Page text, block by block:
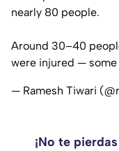
nearly 80 people.
Around 30–40
were injured — some
— Ramesh Tiwari
¡No te